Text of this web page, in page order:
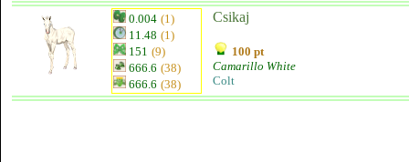
0.004 (1)
11.48 (1)
151 (9)
666.6 (38)
666.6 (38)
Csikaj
100 pt
Camarillo White
Colt